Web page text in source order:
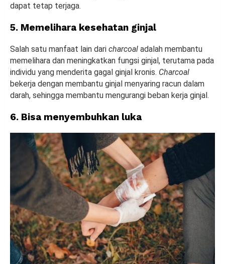
dapat tetap terjaga.
5. Memelihara kesehatan ginjal
Salah satu manfaat lain dari charcoal adalah membantu
memelihara dan meningkatkan fungsi ginjal, terutama pada
individu yang menderita gagal ginjal kronis. Charcoal
bekerja dengan membantu ginjal menyaring racun dalam
darah, sehingga membantu mengurangi beban kerja ginjal.
6. Bisa menyembuhkan luka